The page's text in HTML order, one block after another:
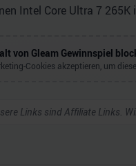
Intel Core Ultra 7 265K
von Gleam Gewinnspiel
Cookies akzeptieren, um
Links sind Affiliate Links.